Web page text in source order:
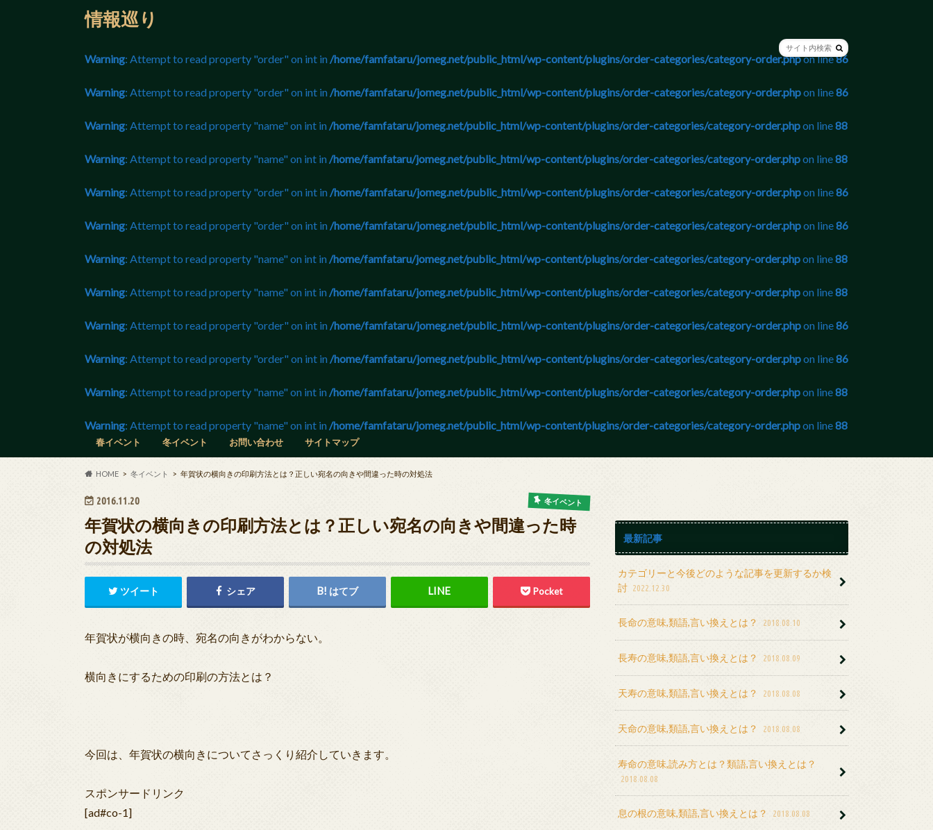
情報巡り
Warning: Attempt to read property "order" on int in /home/famfataru/jomeg.net/public_html/wp-content/plugins/order-categories/category-order.phpon line86
Warning: Attempt to read property "order" on int in /home/famfataru/jomeg.net/public_html/wp-content/plugins/order-categories/category-order.phpon line86
Warning: Attempt to read property "name" on int in /home/famfataru/jomeg.net/public_html/wp-content/plugins/order-categories/category-order.phpon line88
Warning: Attempt to read property "name" on int in /home/famfataru/jomeg.net/public_html/wp-content/plugins/order-categories/category-order.phpon line88
Warning: Attempt to read property "order" on int in /home/famfataru/jomeg.net/public_html/wp-content/plugins/order-categories/category-order.phpon line86
Warning: Attempt to read property "order" on int in /home/famfataru/jomeg.net/public_html/wp-content/plugins/order-categories/category-order.phpon line86
Warning: Attempt to read property "name" on int in /home/famfataru/jomeg.net/public_html/wp-content/plugins/order-categories/category-order.phpon line88
Warning: Attempt to read property "name" on int in /home/famfataru/jomeg.net/public_html/wp-content/plugins/order-categories/category-order.phpon line88
Warning: Attempt to read property "order" on int in /home/famfataru/jomeg.net/public_html/wp-content/plugins/order-categories/category-order.phpon line86
Warning: Attempt to read property "order" on int in /home/famfataru/jomeg.net/public_html/wp-content/plugins/order-categories/category-order.phpon line86
Warning: Attempt to read property "name" on int in /home/famfataru/jomeg.net/public_html/wp-content/plugins/order-categories/category-order.phpon line88
Warning: Attempt to read property "name" on int in /home/famfataru/jomeg.net/public_html/wp-content/plugins/order-categories/category-order.phpon line88
春イベント 冬イベント お問い合わせ サイトマップ
HOME 冬イベント 年賀状の横向きの印刷方法とは？正しい宛名の向きや間違った時の対処法
2016.11.20 冬イベント
年賀状の横向きの印刷方法とは？正しい宛名の向きや間違った時
の対処法
ツイート シェア はてブ Pocket
年賀状が横向きの時、宛名の向きがわからない。
横向きにするための印刷の方法とは？
今回は、年賀状の横向きについてさっくり紹介していきます。
スポンサードリンク
[ad#co-1]
最新記事
カテゴリーと今後どのような記事を更新するか検
討 2022.12.30
長命の意味,類語,言い換えとは？ 2018.08.10
長寿の意味,類語,言い換えとは？ 2018.08.09
天寿の意味,類語,言い換えとは？ 2018.08.08
天命の意味,類語,言い換えとは？ 2018.08.08
寿命の意味,読み方とは？類語,言い換えとは？
2018.08.08
息の根の意味,類語,言い換えとは？ 2018.08.08